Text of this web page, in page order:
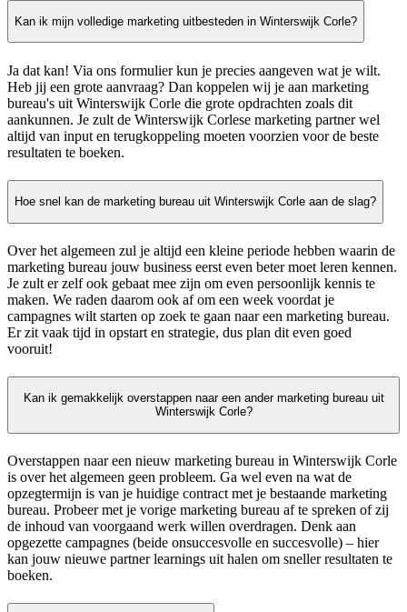
Kan ik mijn volledige marketing uitbesteden in Winterswijk Corle?
Ja dat kan! Via ons formulier kun je precies aangeven wat je wilt.
Heb jij een grote aanvraag? Dan koppelen wij je aan marketing
bureau's uit Winterswijk Corle die grote opdrachten zoals dit
aankunnen. Je zult de Winterswijk Corlese marketing partner wel
altijd van input en terugkoppeling moeten voorzien voor de beste
resultaten te boeken.
Hoe snel kan de marketing bureau uit Winterswijk Corle aan de slag?
Over het algemeen zul je altijd een kleine periode hebben waarin de
marketing bureau jouw business eerst even beter moet leren kennen.
Je zult er zelf ook gebaat mee zijn om even persoonlijk kennis te
maken. We raden daarom ook af om een week voordat je
campagnes wilt starten op zoek te gaan naar een marketing bureau.
Er zit vaak tijd in opstart en strategie, dus plan dit even goed
vooruit!
Kan ik gemakkelijk overstappen naar een ander marketing bureau uit
Winterswijk Corle?
Overstappen naar een nieuw marketing bureau in Winterswijk Corle
is over het algemeen geen probleem. Ga wel even na wat de
opzegtermijn is van je huidige contract met je bestaande marketing
bureau. Probeer met je vorige marketing bureau af te spreken of zij
de inhoud van voorgaand werk willen overdragen. Denk aan
opgezette campagnes (beide onsuccesvolle en succesvolle) – hier
kan jouw nieuwe partner learnings uit halen om sneller resultaten te
boeken.